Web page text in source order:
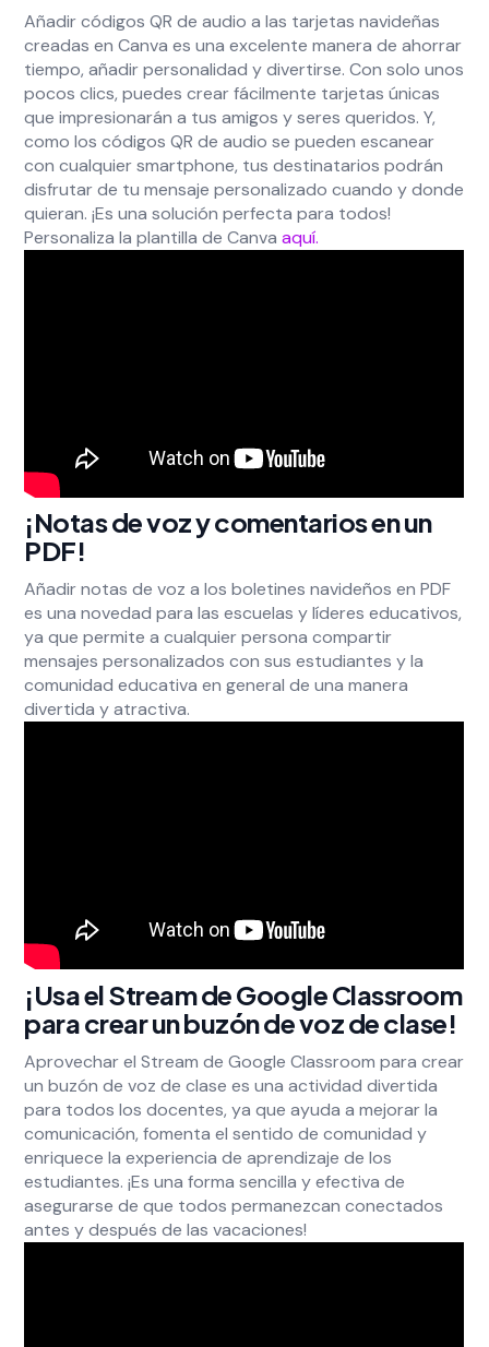
Añadir códigos QR de audio a las tarjetas navideñas
creadas en Canva es una excelente manera de ahorrar
tiempo, añadir personalidad y divertirse. Con solo unos
pocos clics, puedes crear fácilmente tarjetas únicas
que impresionarán a tus amigos y seres queridos. Y,
como los códigos QR de audio se pueden escanear
con cualquier smartphone, tus destinatarios podrán
disfrutar de tu mensaje personalizado cuando y donde
quieran. ¡Es una solución perfecta para todos!
Personaliza la plantilla de Canvaaquí.
¡Notas de voz y comentarios en un
PDF!
Añadir notas de voz a los boletines navideños en PDF
es una novedad para las escuelas y líderes educativos,
ya que permite a cualquier persona compartir
mensajes personalizados con sus estudiantes y la
comunidad educativa en general de una manera
divertida y atractiva.
¡Usa el Stream de Google Classroom
para crear un buzón de voz de clase!
Aprovechar el Stream de Google Classroom para crear
un buzón de voz de clase es una actividad divertida
para todos los docentes, ya que ayuda a mejorar la
comunicación, fomenta el sentido de comunidad y
enriquece la experiencia de aprendizaje de los
estudiantes. ¡Es una forma sencilla y efectiva de
asegurarse de que todos permanezcan conectados
antes y después de las vacaciones!